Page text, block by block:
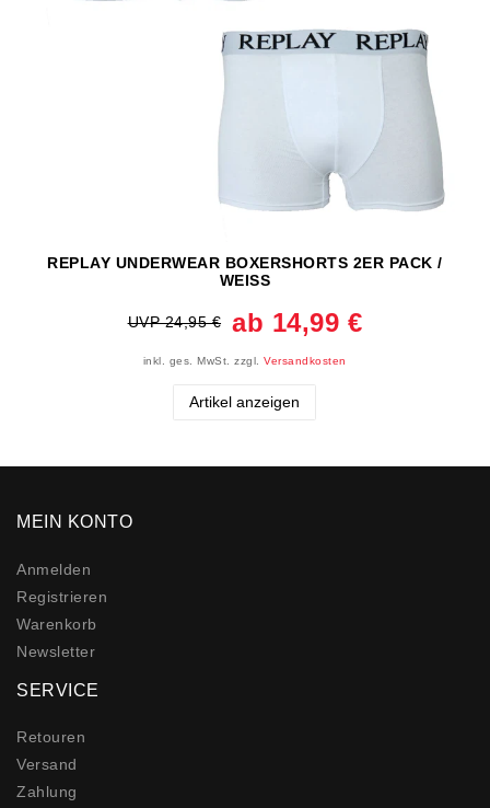
REPLAY UNDERWEAR BOXERSHORTS 2ER PACK /
WEISS
UVP 24,95 € ab 14,99 €
inkl. ges. MwSt. zzgl.Versandkosten
Artikel anzeigen
MEIN KONTO
Anmelden
Registrieren
Warenkorb
Newsletter
SERVICE
Retouren
Versand
Zahlung